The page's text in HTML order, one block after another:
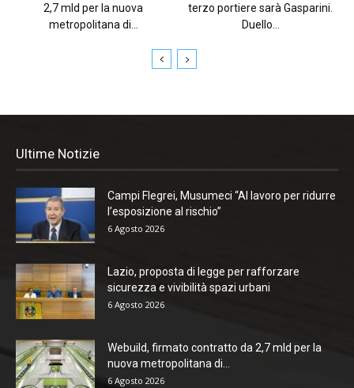
2,7 mld per la nuova
metropolitana di...
terzo portiere sarà Gasparini.
Duello...
Ultime Notizie
Campi Flegrei, Musumeci “Al lavoro per ridurre
l’esposizione al rischio”
6 Agosto 2026
Lazio, proposta di legge per rafforzare
sicurezza e vivibilità spazi urbani
6 Agosto 2026
Webuild, firmato contratto da 2,7 mld per la
nuova metropolitana di...
6 Agosto 2026